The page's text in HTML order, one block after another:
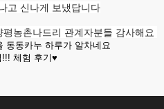
고 신나게 보냈답니다
농촌나드리 관계자분들 감사해요
동동카누 하루가 알차네요
!!! 체험 후기♥